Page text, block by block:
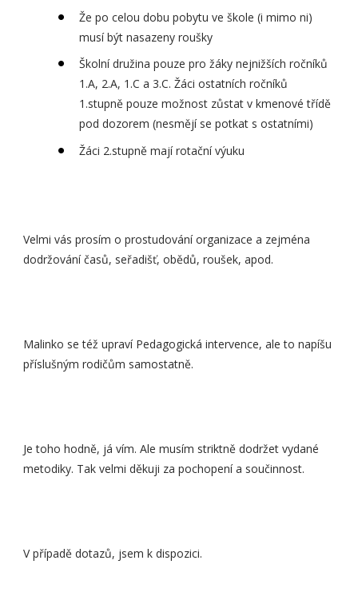
Že po celou dobu pobytu ve škole (i mimo ni)
musí být nasazeny roušky
Školní družina pouze pro žáky nejnižších ročníků
1.A, 2.A, 1.C a 3.C. Žáci ostatních ročníků
1.stupně pouze možnost zůstat v kmenové třídě
pod dozorem (nesmějí se potkat s ostatními)
Žáci 2.stupně mají rotační výuku
Velmi vás prosím o prostudování organizace a zejména
dodržování časů, seřadišť, obědů, roušek, apod.
Malinko se též upraví Pedagogická intervence, ale to napíšu
příslušným rodičům samostatně.
Je toho hodně, já vím. Ale musím striktně dodržet vydané
metodiky. Tak velmi děkuji za pochopení a součinnost.
V případě dotazů, jsem k dispozici.